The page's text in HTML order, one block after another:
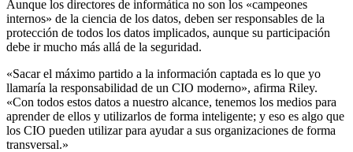
Aunque los directores de informática no son los «campeones
internos» de la ciencia de los datos, deben ser responsables de la
protección de todos los datos implicados, aunque su participación
debe ir mucho más allá de la seguridad.
«Sacar el máximo partido a la información captada es lo que yo
llamaría la responsabilidad de un CIO moderno», afirma Riley.
«Con todos estos datos a nuestro alcance, tenemos los medios para
aprender de ellos y utilizarlos de forma inteligente; y eso es algo que
los CIO pueden utilizar para ayudar a sus organizaciones de forma
transversal.»